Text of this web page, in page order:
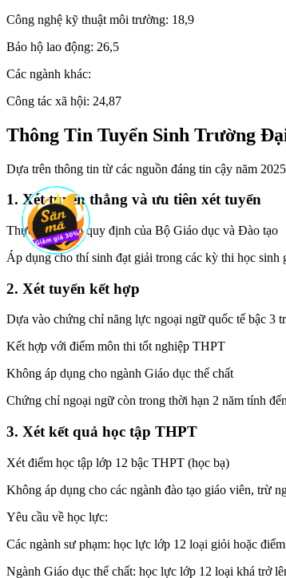
Công nghệ kỹ thuật môi trường: 18,9
Bảo hộ lao động: 26,5
Các ngành khác:
Công tác xã hội: 24,87
Thông Tin Tuyển Sinh Trường
Dựa trên thông tin từ các nguồn đáng tin cậy năm
1. Xét tuyển thẳng và ưu tiên xét tuyển
Thực hiện theo quy định của Bộ Giáo dục và Đào tạo
Áp dụng cho thí sinh đạt giải trong các kỳ thi học
2. Xét tuyển kết hợp
Dựa vào chứng chỉ năng lực ngoại ngữ quốc tế bậc 3
Kết hợp với điểm môn thi tốt nghiệp THPT
Không áp dụng cho ngành Giáo dục thể chất
Chứng chỉ ngoại ngữ còn trong thời hạn 2 năm tính
3. Xét kết quả học tập THPT
Xét điểm học tập lớp 12 bậc THPT (học bạ)
Không áp dụng cho các ngành đào tạo giáo viên, trừ
Yêu cầu về học lực:
Các ngành sư phạm: học lực lớp 12 loại giỏi hoặc
Ngành Giáo dục thể chất: học lực lớp 12 loại khá trở